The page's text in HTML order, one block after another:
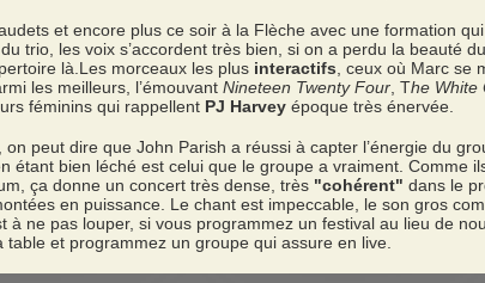
et encore plus ce soir à la Flèche avec une formation
trio, les voix s’accordent très bien, si on a perdu la beauté
là.Les morceaux les plus interactifs , ceux où Marc se
les meilleurs, l’émouvant Nineteen Twenty Four , The White
féminins qui rappellent PJ Harvey époque très énervée.
peut dire que John Parish a réussi à capter l’énergie du
étant bien léché est celui que le groupe a vraiment. Comme
ça donne un concert très dense, très "cohérent" dans le
en puissance. Le chant est impeccable, le son gros
à ne pas louper, si vous programmez un festival au lieu de
et programmez un groupe qui assure en live.